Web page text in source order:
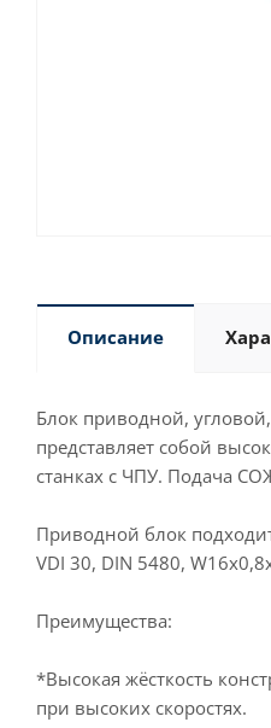
Описание
Блок приводной,
представляет собой
станках с ЧПУ. Подача
Приводной блок
VDI 30, DIN 5480,
Преимущества:
*Высокая жёсткость
при высоких скоростях.